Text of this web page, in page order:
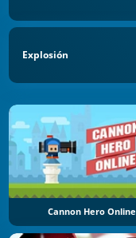
Explosión
Cannon Hero Online